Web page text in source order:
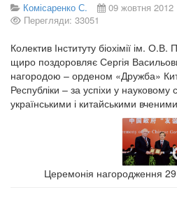
Комісаренко С.
09 жовтня 2012
Перегляди: 33051
Колектив Інституту біохімії ім.
щиро поздоровляє Сергія
нагородою – орденом «Дружба»
Республіки – за успіхи у науковому
українськими і китайськими
Церемонія нагородження